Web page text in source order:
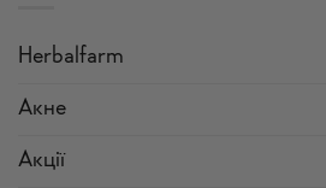
Herbalfarm
Акне
Акції